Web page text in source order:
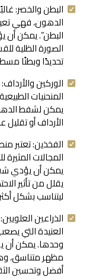
البطن والخصر:
الدهون، فهي
البطن”. يمكن
الصورة الظلية
تحديدًا وبطنًا
الوركين
المنحنيات
يمكن لشفط
الأرداف أو
الفخذين: تعتبر
المجالات
يمكن أن يؤدي
يقلل من تأثير
ليتناسب بشكل
الذراعين
العنيدة التي
وحدها. يمكن
مظهر متناسق،
أفضل وتحسين